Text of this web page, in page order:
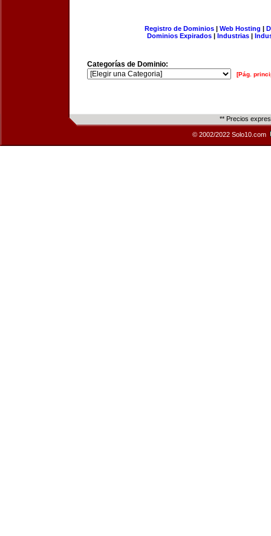
Registro de Dominios| Web Hosting |
Dominios Expirados | Industrias |
Categorías de Dominio:
[Pág.
** Precios
© 2002/2022 Solo10.com